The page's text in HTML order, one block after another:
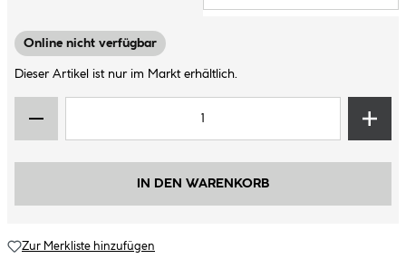
Online nicht verfügbar
Dieser Artikel ist nur im Markt erhältlich.
IN DEN WARENKORB
Zur Merkliste hinzufügen